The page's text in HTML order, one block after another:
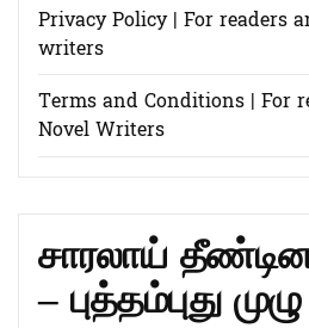
Privacy Policy | For readers
writers
Terms and Conditions | For
Novel Writers
சாரலாய்
– புத்தம்புது